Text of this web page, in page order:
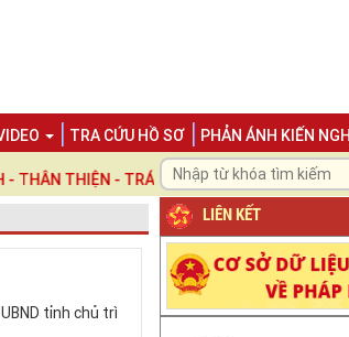
TRA CỨU HỒ SƠ PHẢN ÁNH KIẾN NGHỊ
- TRÁCH NHIỆM ", LẤY NGƯỜI DÂN VÀ
tỉnh chủ trì
LIÊN KẾT